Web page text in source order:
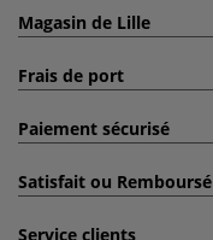
Magasin de Lille
Frais de port
Paiement sécurisé
Satisfait ou Remboursé
Service clients